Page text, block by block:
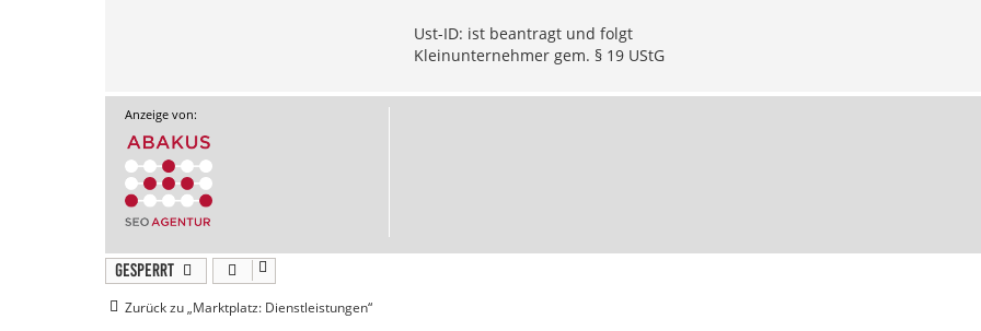
Ust-ID: ist beantragt und folgt
Kleinunternehmer gem. § 19 UStG
Anzeige von:
Gesperrt
Zurück zu „Marktplatz: Dienstleistungen“